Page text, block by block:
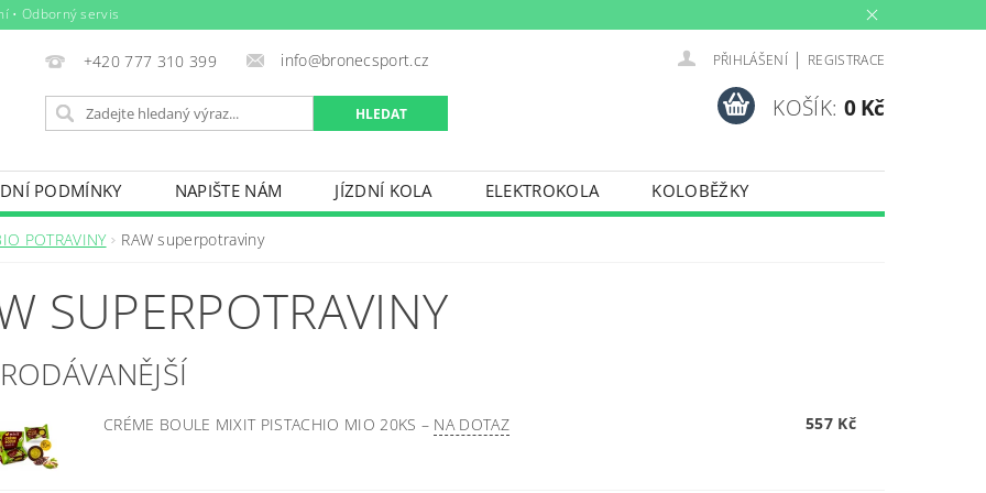
• Odborný servis
+420 777 310 399 info@bronecsport.cz PŘIHLÁŠENÍ | REGISTRACE
KOŠÍK: 0 Kč
PODMÍNKY NAPIŠTE NÁM JÍZDNÍ KOLA ELEKTROKOLA
KOLOBĚŽKY
DOPLŇKY TRETRY
BAZÉNY VÝPRODEJ PŮJČOVNÍ ŘÁD
POTRAVINY RAW superpotraviny
SUPERPOTRAVINY
CRÉME BOULE MIXIT PISTACHIO MIO 20KS – NA DOTAZ 557 Kč